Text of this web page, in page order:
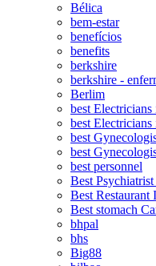
Bélica
bem-estar
benefícios
benefits
berkshire
berkshire -
Berlim
best
best
best
best
best personnel
Best
Best
Best stomach
bhpal
bhs
Big88